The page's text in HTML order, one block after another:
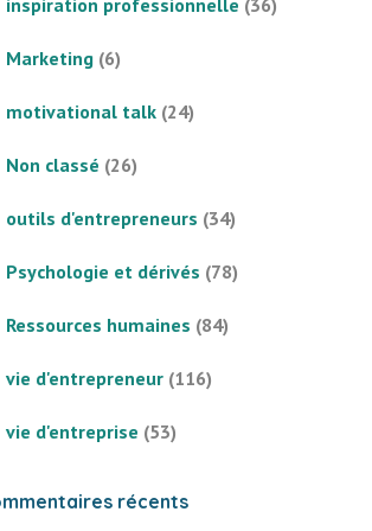
inspiration professionnelle (36)
Marketing (6)
motivational talk (24)
Non classé (26)
outils d'entrepreneurs (34)
Psychologie et dérivés (78)
Ressources humaines (84)
vie d'entrepreneur (116)
vie d'entreprise (53)
récents